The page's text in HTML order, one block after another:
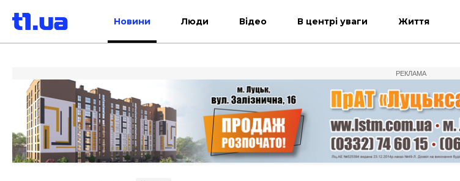
Новини Люди Відео В центрі уваги Життя
РЕКЛАМА